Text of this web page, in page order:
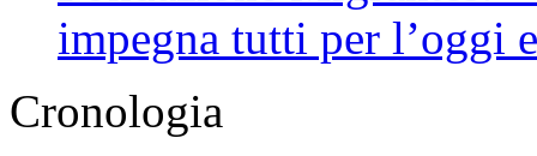
impegna tutti per l’oggi
Cronologia